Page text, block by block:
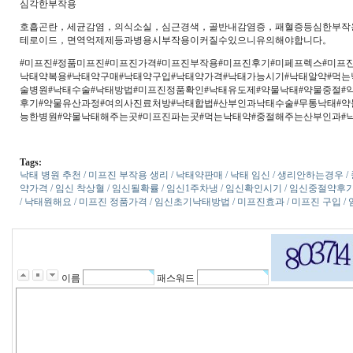
심각한부작용
호흡곤란，세균감염，의식소실，심근경색，골반내감염증，패혈증등심한부
테로이드，면역억제제등과병용시부작용이커질수있으니유의해야합니다。
#미프진#정품미프진#미프진가격#미프진부작용#미프진후기#미페프렉스#미
낙태약복용#낙태약구매#낙태약구입#낙태약가격#낙태가능시기#낙태알약#먹
술병원#낙태수술#낙태방법#미프진정품확인#낙태유도제#약물낙태#약물중절
후기#약물유산과정#여의사진료처방#낙태합법#산부인과낙태수술#무통낙태#
능한병원#약물낙태해주는곳#미프진파는곳#먹는낙태약#중절해주는산부인과
Tags:
낙태 병원 추천 / 미프진 부작용 생리 / 낙태약판매 / 낙태 임신 / 생리안하는경우
약가격 / 임신 착상혈 / 임신될확률 / 임신1주차냉 / 임신확인시기 / 임신중절약
/ 낙태원해요 / 미프진 정품가격 / 임신초기낙태방법 / 미프진효과 / 미­프진 구입
이름 패스워드